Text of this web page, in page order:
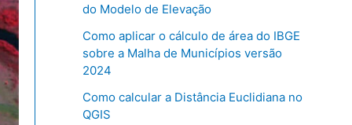
do Modelo de Elevação
Como aplicar o cálculo de área do IBGE
sobre a Malha de Municípios versão
2024
Como calcular a Distância Euclidiana no
QGIS